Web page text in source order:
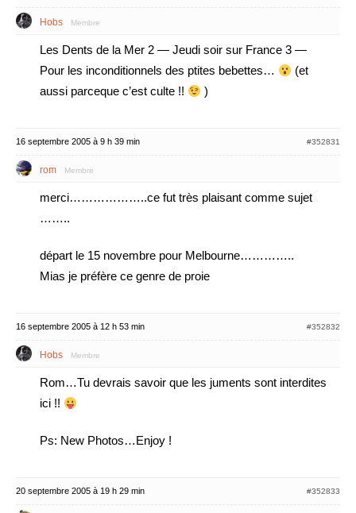
Hobs Membre
Les Dents de la Mer 2 — Jeudi soir sur France 3 —
Pour les inconditionnels des ptites bebettes…
(et
aussi parceque c’est culte !!
)
16 septembre 2005 à 9 h 39 min #352831
rom Membre
merci………………..ce fut très plaisant comme sujet
……..
départ le 15 novembre pour Melbourne…………..
Mias je préfère ce genre de proie
16 septembre 2005 à 12 h 53 min #352832
Hobs Membre
Rom…Tu devrais savoir que les juments sont interdites
ici !!
Ps: New Photos…Enjoy !
20 septembre 2005 à 19 h 29 min #352833